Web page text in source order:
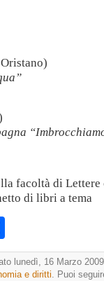
facoltà di
di libri a tema
lunedì, 16 Marzo
e diritti. Puoi